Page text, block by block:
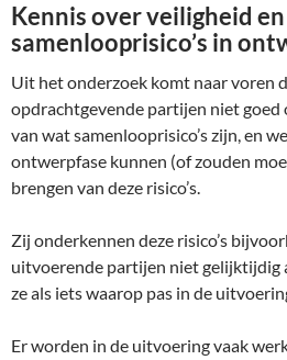
Kennis over veiligheid en
samenlooprisico’s in
Uit het onderzoek komt naar voren
opdrachtgevende partijen niet goed
van wat samenlooprisico’s zijn, en
ontwerpfase kunnen (of zouden
brengen van deze risico’s.
Zij onderkennen deze risico’s
uitvoerende partijen niet gelijktijdig
ze als iets waarop pas in de
Er worden in de uitvoering vaak